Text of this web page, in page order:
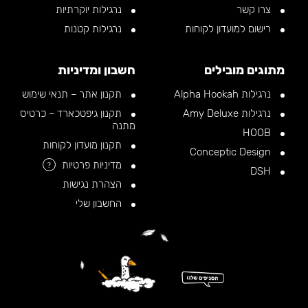
צרו קשר
רישום למועדון לקוחות
נרגילות יוקרתיות
נרגילות קטנות
מתוגים מובילים
נרגילות Alpha Hookah
נרגילות Amy Deluxe
חשבון ומדיניות
תקנון אתר – תנאי שימוש
תקנון גיפטכארד – כרטיס
מתנה
תקנון מועדון לקוחות
מדיניות פרטיות
?
הצהרת נגישות
החשבון שלי